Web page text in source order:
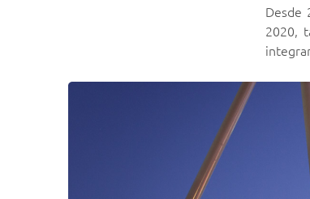
Desde
2020,